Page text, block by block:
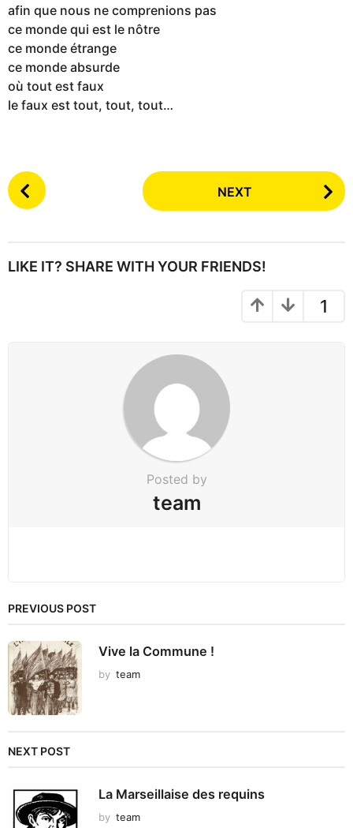
afin que nous ne comprenions pas
ce monde qui est le nôtre
ce monde étrange
ce monde absurde
où tout est faux
le faux est tout, tout, tout…
P
o
P
NEXT
LIKE IT? SHARE WITH YOUR FRIENDS!
1
Posted by
team
PREVIOUS POST
Vive la Commune !
by team
NEXT POST
La Marseillaise des requins
by team